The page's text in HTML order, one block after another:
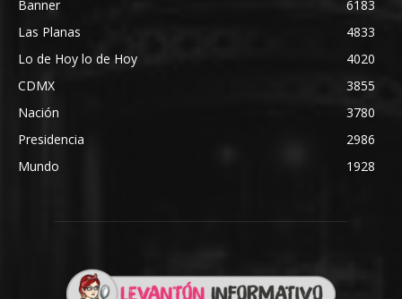
Banner
6183
Las Planas
4833
Lo de Hoy lo de Hoy
4020
CDMX
3855
Nación
3780
Presidencia
2986
Mundo
1928